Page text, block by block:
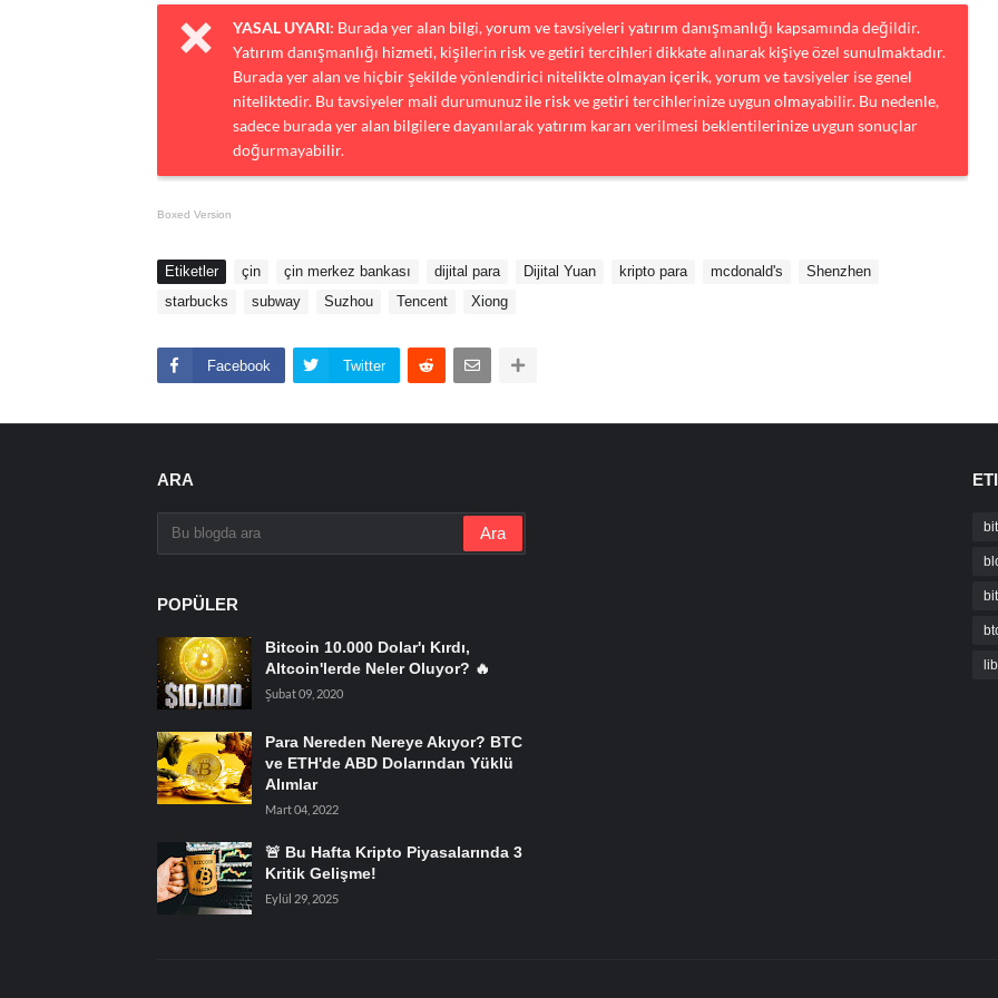
YASAL UYARI: Burada yer alan bilgi, yorum ve tavsiyeleri yatırım danışmanlığı kapsamında değildir.
Yatırım danışmanlığı hizmeti, kişilerin risk ve getiri tercihleri dikkate alınarak kişiye özel sunulmaktadır.
Burada yer alan ve hiçbir şekilde yönlendirici nitelikte olmayan içerik, yorum ve tavsiyeler ise genel
niteliktedir. Bu tavsiyeler mali durumunuz ile risk ve getiri tercihlerinize uygun olmayabilir. Bu nedenle,
sadece burada yer alan bilgilere dayanılarak yatırım kararı verilmesi beklentilerinize uygun sonuçlar
doğurmayabilir.
Boxed Version
Etiketler çin çin merkez bankası dijital para Dijital Yuan kripto para mcdonald's
Shenzhen
starbucks
subway Suzhou Tencent Xiong
Facebook Twitter
ARA
POPÜLER
Bitcoin 10.000 Dolar'ı Kırdı,
Altcoin'lerde Neler Oluyor? 🔥
Şubat 09, 2020
Para Nereden Nereye Akıyor? BTC
ve ETH'de ABD Dolarından Yüklü
Alımlar
Mart 04, 2022
🚨 Bu Hafta Kripto Piyasalarında 3
Kritik Gelişme!
Eylül 29, 2025